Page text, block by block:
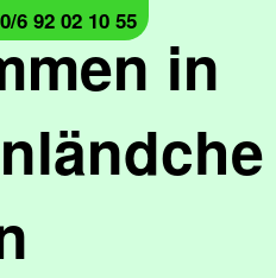
in
6 92 02 10 55